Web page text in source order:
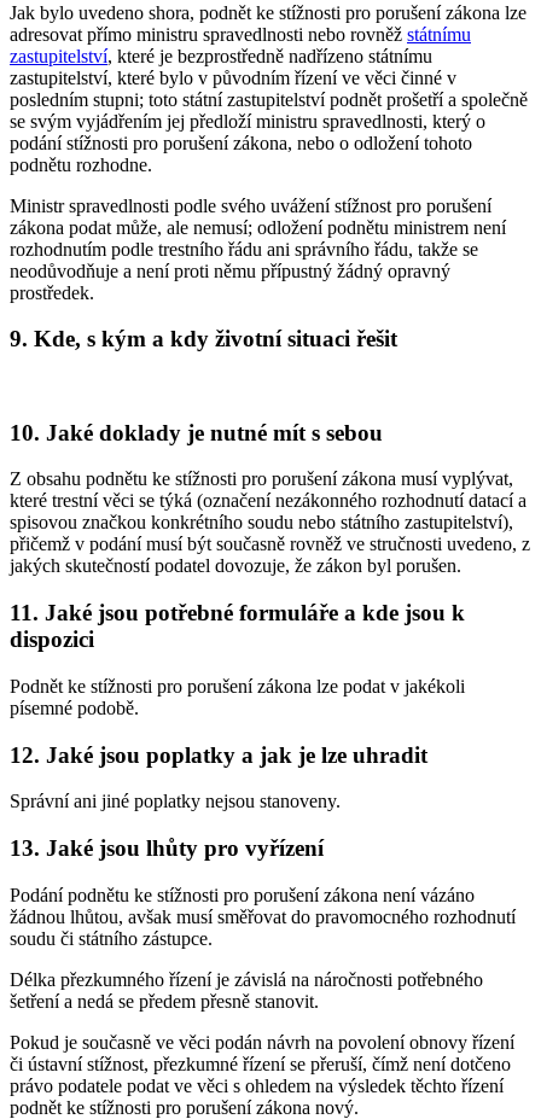
Jak bylo uvedeno shora, podnět ke stížnosti pro porušení zákona lze
adresovat přímo ministru spravedlnosti nebo rovněž státnímu
zastupitelství, které je bezprostředně nadřízeno státnímu
zastupitelství, které bylo v původním řízení ve věci činné v
posledním stupni; toto státní zastupitelství podnět prošetří a společně
se svým vyjádřením jej předloží ministru spravedlnosti, který o
podání stížnosti pro porušení zákona, nebo o odložení tohoto
podnětu rozhodne.
Ministr spravedlnosti podle svého uvážení stížnost pro porušení
zákona podat může, ale nemusí; odložení podnětu ministrem není
rozhodnutím podle trestního řádu ani správního řádu, takže se
neodůvodňuje a není proti němu přípustný žádný opravný
prostředek.
9. Kde, s kým a kdy životní situaci řešit
10. Jaké doklady je nutné mít s sebou
Z obsahu podnětu ke stížnosti pro porušení zákona musí vyplývat,
které trestní věci se týká (označení nezákonného rozhodnutí datací a
spisovou značkou konkrétního soudu nebo státního zastupitelství),
přičemž v podání musí být současně rovněž ve stručnosti uvedeno, z
jakých skutečností podatel dovozuje, že zákon byl porušen.
11. Jaké jsou potřebné formuláře a kde jsou k
dispozici
Podnět ke stížnosti pro porušení zákona lze podat v jakékoli
písemné podobě.
12. Jaké jsou poplatky a jak je lze uhradit
Správní ani jiné poplatky nejsou stanoveny.
13. Jaké jsou lhůty pro vyřízení
Podání podnětu ke stížnosti pro porušení zákona není vázáno
žádnou lhůtou, avšak musí směřovat do pravomocného rozhodnutí
soudu či státního zástupce.
Délka přezkumného řízení je závislá na náročnosti potřebného
šetření a nedá se předem přesně stanovit.
Pokud je současně ve věci podán návrh na povolení obnovy řízení
či ústavní stížnost, přezkumné řízení se přeruší, čímž není dotčeno
právo podatele podat ve věci s ohledem na výsledek těchto řízení
podnět ke stížnosti pro porušení zákona nový.